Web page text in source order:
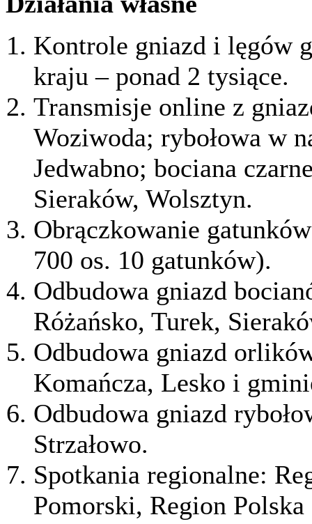
Kontrole gniazd i lęgów
kraju – ponad 2 tysiące.
Transmisje online z
Woziwoda; rybołowa w
Jedwabno; bociana
Sieraków, Wolsztyn.
Obrączkowanie
700 os. 10 gatunków).
Odbudowa gniazd
Różańsko, Turek,
Odbudowa gniazd
Komańcza, Lesko i
Odbudowa gniazd
Strzałowo.
Spotkania regionalne:
Pomorski, Region